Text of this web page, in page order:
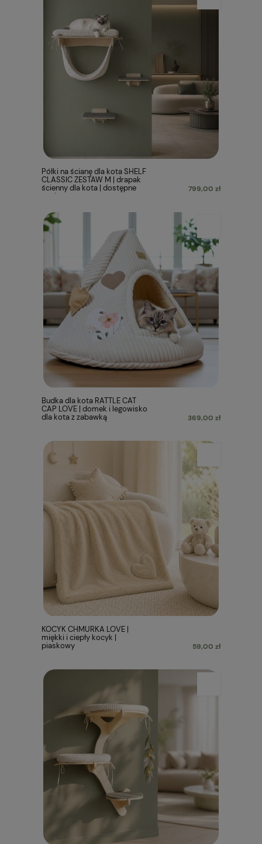
Półki na ścianę dla kota SHELF
CLASSIC ZESTAW M | drapak
ścienny dla kota | dostępne
warianty
799,00 zł
Budka dla kota RATTLE CAT
CAP LOVE | domek i legowisko
dla kota z zabawką
369,00 zł
KOCYK CHMURKA LOVE |
miękki i ciepły kocyk |
piaskowy
59,00 zł